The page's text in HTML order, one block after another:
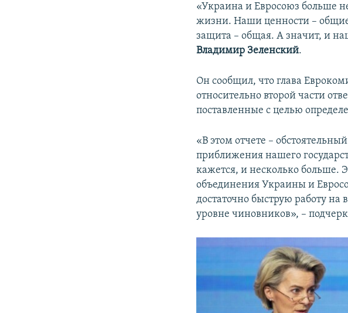
«Украина и Евросоюз больше
жизни. Наши ценности –
защита – общая. А значит, и
Владимир Зеленский.
Он сообщил, что глава
относительно второй части
поставленные с целью
«В этом отчете –
приближения нашего
кажется, и несколько больше.
объединения Украины и
достаточно быструю работу
уровне чиновников», –